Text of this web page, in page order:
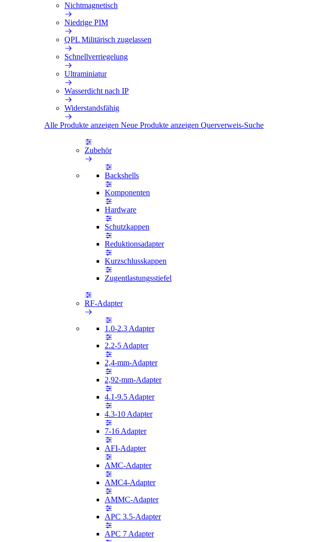
Nichtmagnetisch
Niedrige PIM
QPL Militärisch zugelassen
Schnellverriegelung
Ultraminiatur
Wasserdicht nach IP
Widerstandsfähig
Alle Produkte anzeigen Neue Produkte anzeigen Querverweis-Suche
Zubehör
Backshells
Komponenten
Hardware
Schutzkappen
Reduktionsadapter
Kurzschlusskappen
Zugentlastungsstiefel
RF-Adapter
1.0-2.3 Adapter
2.2-5 Adapter
2,4-mm-Adapter
2,92-mm-Adapter
4.1-9.5 Adapter
4.3-10 Adapter
7-16 Adapter
AFI-Adapter
AMC-Adapter
AMC4-Adapter
AMMC-Adapter
APC 3.5-Adapter
APC 7 Adapter